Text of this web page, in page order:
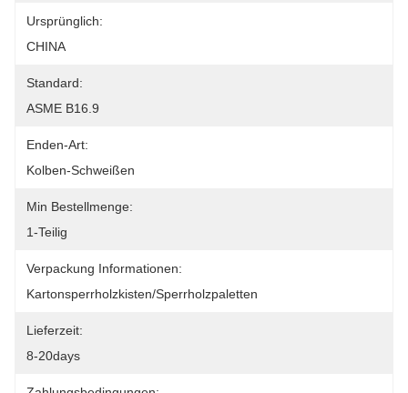
Ursprünglich:
CHINA
Standard:
ASME B16.9
Enden-Art:
Kolben-Schweißen
Min Bestellmenge:
1-Teilig
Verpackung Informationen:
Kartonsperrholzkisten/Sperrholzpaletten
Lieferzeit:
8-20days